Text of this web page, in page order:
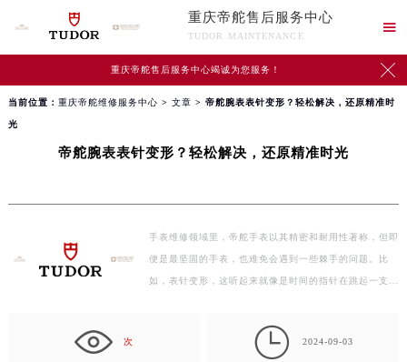
重庆帝舵售后服务中心
TUDOR MAINTENANCE

重庆帝舵售后服务中心竭诚为您服务！ 
当前位置： 重庆帝舵维修服务中心 > 文章 > 帝舵腕表表针变形？轻松解决，还原精准时
光
帝舵腕表表针变形？轻松解决，还原精准时光
手表维修领域里，帝舵手表以其精密和耐用性著称，但即
便是最坚固的手表，也难免会遇到一些棘手的问题。比
如，表针变形，这听起来就像是时间的指针在跳起一支不
次  2024-09-03